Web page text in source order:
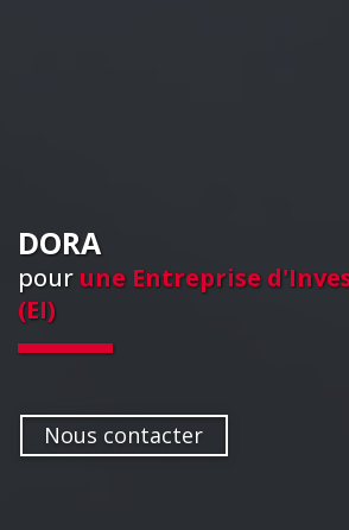
DORA
pour une Entreprise
(EI)
Nous contacter